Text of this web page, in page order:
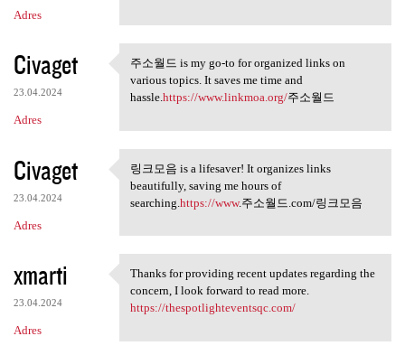
Adres
Civaget
23.04.2024
Adres
주소월드 is my go-to for
주소월드 is my go-to for organized links on
various topics. It saves me time and
hassle.https://www.linkmoa.org/주소월드
Civaget
23.04.2024
Adres
링크모음 is a lifesaver! It
링크모음 is a lifesaver! It organizes links
beautifully, saving me hours of
searching. https://www.주소월드.com/링크모음
xmarti
23.04.2024
Adres
Thanks for providing recent
Thanks for providing recent updates regarding the
concern, I look forward to read more.
https://thespotlighteventsqc.com/